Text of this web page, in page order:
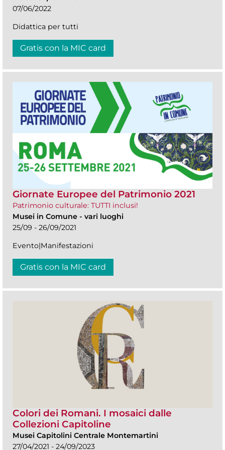
07/06/2022
Didattica per tutti
Gratis con la MIC card
Giornate Europee del Patrimonio 2021
Patrimonio culturale: TUTTI inclusi!
Musei in Comune - vari luoghi
25/09 - 26/09/2021
Evento|Manifestazioni
Gratis con la MIC card
Colori dei Romani. I mosaici dalle
Collezioni Capitoline
Musei Capitolini Centrale Montemartini
27/04/2021 - 24/09/2023